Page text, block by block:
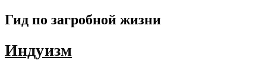
Гид по загробной жизни
Индуизм